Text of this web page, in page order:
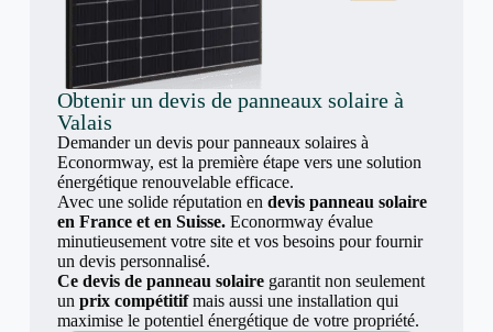
Obtenir un devis de panneaux solaire à
Valais
Demander un devis pour panneaux solaires à
Econormway, est la première étape vers une solution
énergétique renouvelable efficace.
Avec une solide réputation en devis panneau solaire
en France et en Suisse.Econormway évalue
minutieusement votre site et vos besoins pour fournir
un devis personnalisé.
Ce devis de panneau solairegarantit non seulement
un prix compétitifmais aussi une installation qui
maximise le potentiel énergétique de votre propriété.